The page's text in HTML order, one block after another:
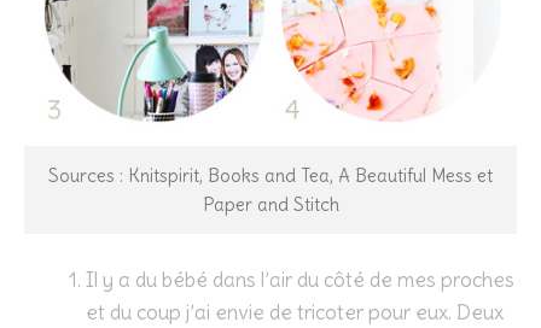
Sources : Knitspirit, Books and Tea, A Beautiful Mess et
Paper and Stitch
Il y a du bébé dans l’air du côté de mes proches
et du coup j’ai envie de tricoter pour eux. Deux